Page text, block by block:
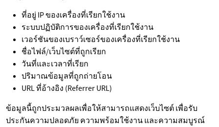
ที่อยู่ IP ของเครื่องที่เรียกใช้งาน
ระบบปฏิบัติการของเครื่องที่เรียกใช้งาน
เวอร์ชันของเบราว์เซอร์ของเครื่องที่เรียกใช้งาน
ชื่อไฟล์/เว็บไซต์ที่ถูกเรียก
วันที่และเวลาที่เรียก
ปริมาณข้อมูลที่ถูกถ่ายโอน
URL ที่อ้างอิง (Referrer URL)
ข้อมูลนี้ถูกประมวลผลเพื่อให้สามารถแสดงเว็บไซต์ เพื่อรับ
ประกันความปลอดภัย ความพร้อมใช้งาน และความสมบูรณ์